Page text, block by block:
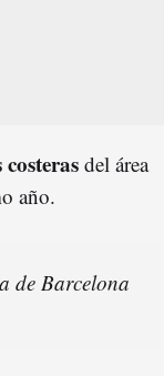
del área
año.
de Barcelona